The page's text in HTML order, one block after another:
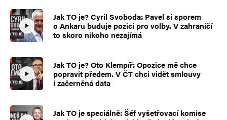
Jak TO je? Cyril Svoboda: Pavel si sporem
o Ankaru buduje pozici pro volby. V zahraničí
to skoro nikoho nezajímá
Jak TO je? Oto Klempíř: Opozice mě chce
popravit předem. V ČT chci vidět smlouvy
i začerněná data
Jak TO je speciálně: Šéf vyšetřovací komise